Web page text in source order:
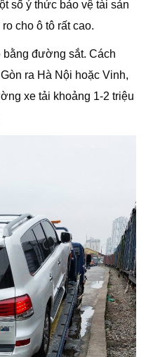
số ý thức bảo vệ tài sản
cho ô tô rất cao.
đường sắt. Cách
ra Hà Nội hoặc Vinh,
xe tải khoảng 1-2 triệu